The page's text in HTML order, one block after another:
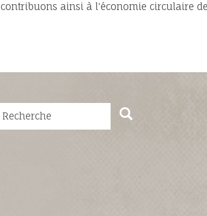
contribuons ainsi à l'économie circulaire
Recherche